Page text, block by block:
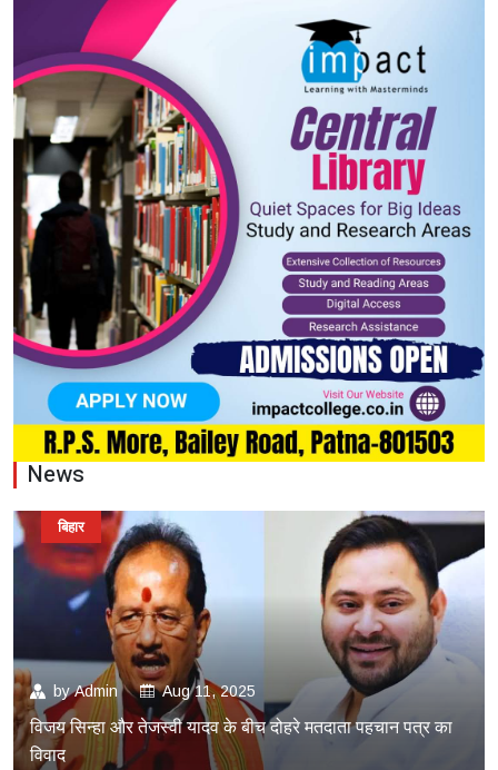
News
byAdmin Aug 11, 2025
विजय सिन्हा और तेजस्वी यादव के बीच दोहरे मतदाता पहचान पत्र का
विवाद
बिहार